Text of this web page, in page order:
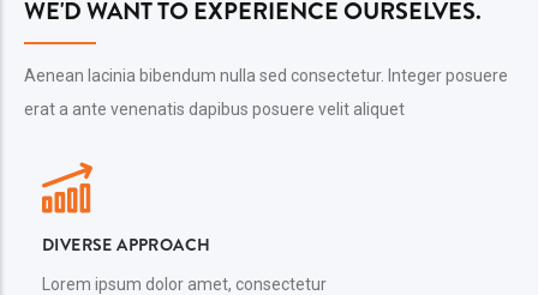
WE'D WANT TO EXPERIENCE OURSELVES.
Aenean lacinia bibendum nulla sed consectetur. Integer posuere
erat a ante venenatis dapibus posuere velit aliquet
DIVERSE APPROACH
Lorem ipsum dolor amet, consectetur